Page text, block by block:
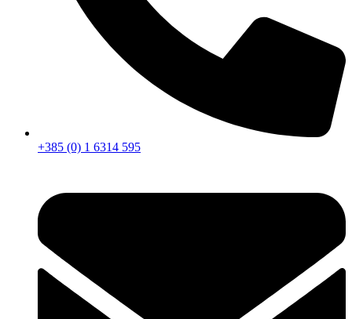
+385 (0) 1 6314 595